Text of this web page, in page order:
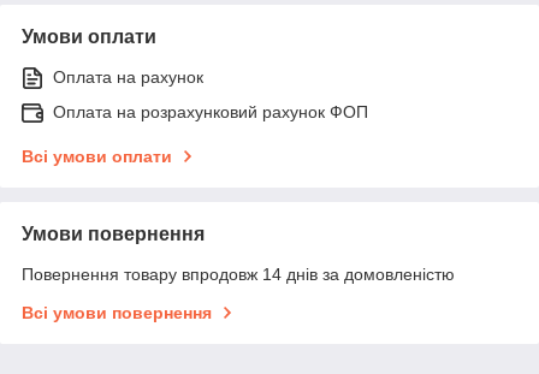
Умови оплати
Оплата на рахунок
Оплата на розрахунковий рахунок ФОП
Всі умови оплати
Умови повернення
Повернення товару впродовж 14 днів за домовленістю
Всі умови повернення